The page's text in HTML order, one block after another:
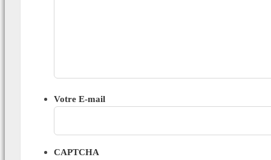
Votre E-mail
CAPTCHA